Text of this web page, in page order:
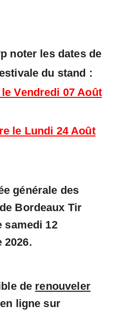
noter les dates de
du stand :
Vendredi 07 Août
le Lundi 24 Août
générale des
Bordeaux Tir
samedi 12
2026.
de renouveler
ligne sur